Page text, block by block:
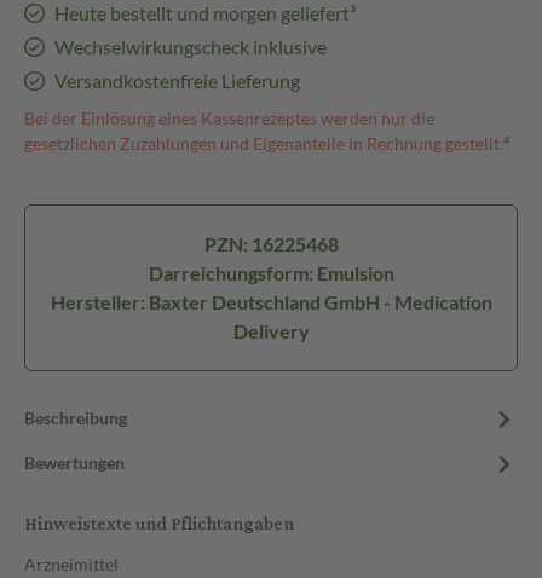
Heute bestellt und morgen geliefert³
Wechselwirkungscheck inklusive
Versandkostenfreie Lieferung
Bei der Einlösung eines Kassenrezeptes werden nur die
gesetzlichen Zuzahlungen und Eigenanteile in Rechnung gestellt.⁴
PZN: 16225468
Darreichungsform: Emulsion
Hersteller: Baxter Deutschland GmbH - Medication
Delivery
Beschreibung
Bewertungen
Hinweistexte und Pflichtangaben
Arzneimittel